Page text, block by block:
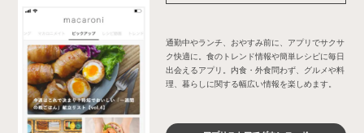
通勤中やランチ、おやすみ前に、アプリでサクサ
ク快適に。食のトレンド情報や簡単レシピに毎日
出会えるアプリ。内食・外食問わず、グルメや料
理、暮らしに関する幅広い情報を楽しめます。